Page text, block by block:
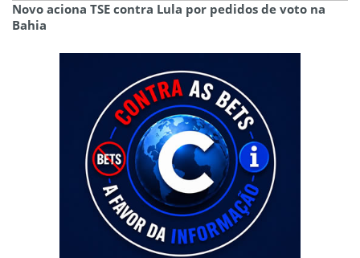
Novo aciona TSE contra Lula por pedidos de voto na
Bahia